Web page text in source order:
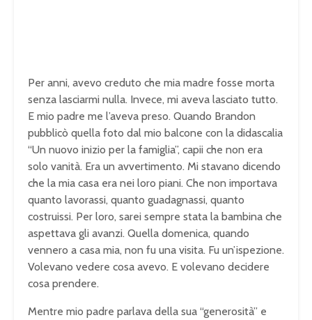
Per anni, avevo creduto che mia madre fosse morta
senza lasciarmi nulla. Invece, mi aveva lasciato tutto.
E mio padre me l’aveva preso. Quando Brandon
pubblicò quella foto dal mio balcone con la didascalia
“Un nuovo inizio per la famiglia”, capii che non era
solo vanità. Era un avvertimento. Mi stavano dicendo
che la mia casa era nei loro piani. Che non importava
quanto lavorassi, quanto guadagnassi, quanto
costruissi. Per loro, sarei sempre stata la bambina che
aspettava gli avanzi. Quella domenica, quando
vennero a casa mia, non fu una visita. Fu un’ispezione.
Volevano vedere cosa avevo. E volevano decidere
cosa prendere.
Mentre mio padre parlava della sua “generosità” e